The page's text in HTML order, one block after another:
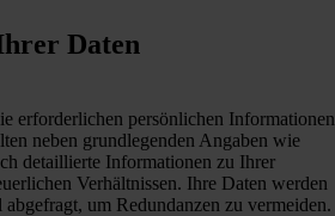
Daten
erforderlichen persönlichen Informationen
neben grundlegenden Angaben wie
detaillierte Informationen zu Ihrer
Verhältnissen. Ihre Daten werden
um Redundanzen zu vermeiden.